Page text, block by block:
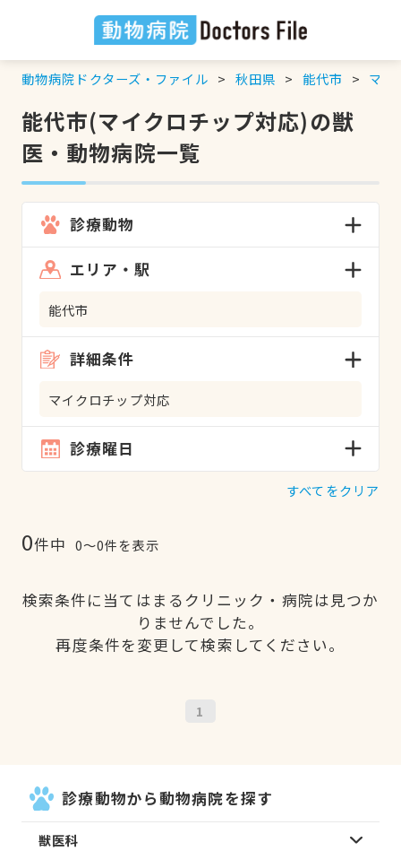
動物病院ドクターズ・ファイル 秋田県 能代市 マイ
能代市(マイクロチップ対応)の獣
医・動物病院一覧
診療動物
エリア・駅
能代市
詳細条件
マイクロチップ対応
診療曜日
すべてをクリア
0件中 0〜0件を表示
検索条件に当てはまるクリニック・病院は見つか
りませんでした。
再度条件を変更して検索してください。
1
診療動物から動物病院を探す
獣医科